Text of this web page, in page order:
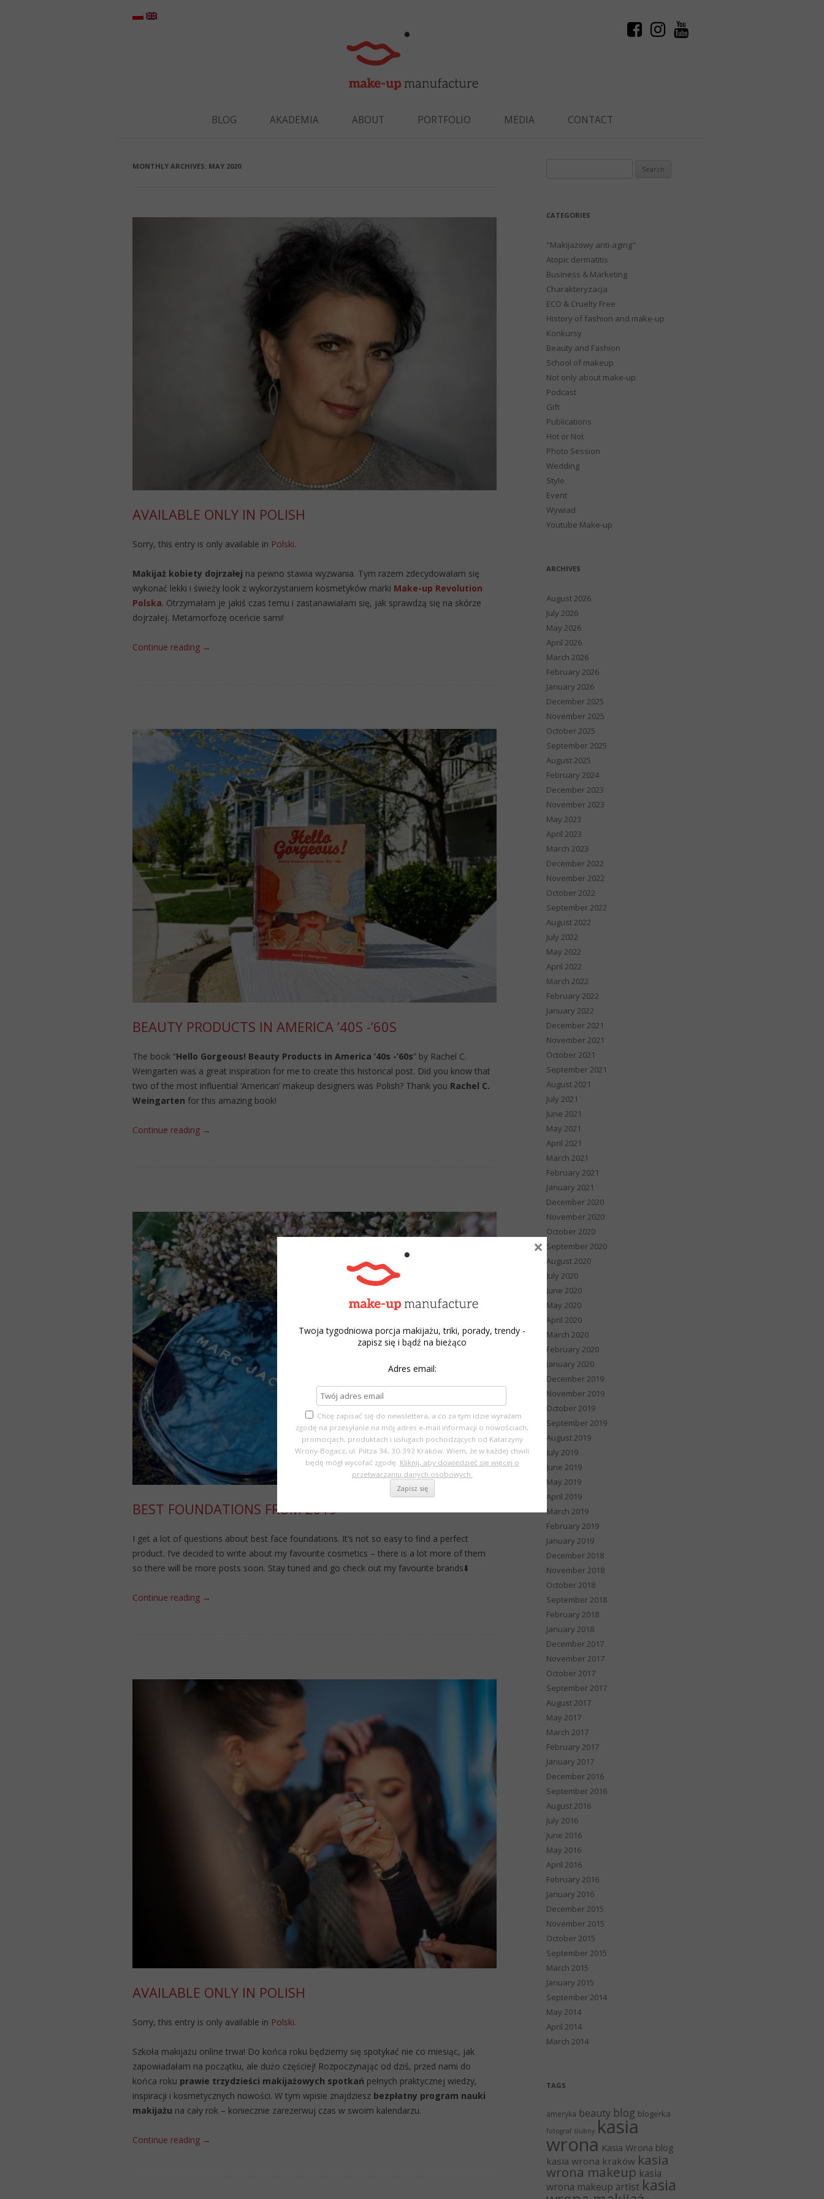
BLOG AKADEMIA ABOUT PORTFOLIO MEDIA CONTACT
MONTHLY ARCHIVES: MAY 2020
AVAILABLE ONLY IN POLISH
Sorry, this entry is only available in Polski.
Makijaż kobiety dojrzałej na pewno stawia wyzwania. Tym razem zdecydowałam się
wykonać lekki i świeży look z wykorzystaniem kosmetyków marki Make-up Revolution
Polska. Otrzymałam je jakiś czas temu i zastanawiałam się, jak sprawdzą się na skórze
dojrzałej. Metamorfozę oceńcie sami!
Continue reading →
BEAUTY PRODUCTS IN AMERICA ’40S -’60S
The book “Hello Gorgeous! Beauty Products in America ’40s -’60s” by Rachel C.
Weingarten was a great inspiration for me to create this historical post. Did you know that
two of the most influential ‘American’ makeup designers was Polish? Thank you Rachel C.
Weingarten for this amazing book!
Continue reading →
BEST FOUNDATIONS FROM 2019
I get a lot of questions about best face foundations. It’s not so easy to find a perfect
product. I’ve decided to write about my favourite cosmetics – there is a lot more of them
so there will be more posts soon. Stay tuned and go check out my favourite brands⬇️
Continue reading →
AVAILABLE ONLY IN POLISH
Sorry, this entry is only available in Polski.
Szkoła makijażu online trwa! Do końca roku będziemy się spotykać nie co miesiąc, jak
zapowiadałam na początku, ale dużo częściej! Rozpoczynając od dziś, przed nami do
końca roku prawie trzydzieści makijażowych spotkań pełnych praktycznej wiedzy,
inspiracji i kosmetycznych nowości. W tym wpisie znajdziesz bezpłatny program nauki
makijażu na cały rok – koniecznie zarezerwuj czas w swoim kalendarzu.
Continue reading →
CATEGORIES
"Makijażowy anti-aging"
Atopic dermatitis
Business & Marketing
Charakteryzacja
ECO & Cruelty Free
History of fashion and make-up
Konkursy
Beauty and Fashion
School of makeup
Not only about make-up
Podcast
Gift
Publications
Hot or Not
Photo Session
Wedding
Style
Event
Wywiad
Youtube Make-up
ARCHIVES
August 2026
July 2026
May 2026
April 2026
March 2026
February 2026
January 2026
December 2025
November 2025
October 2025
September 2025
August 2025
February 2024
December 2023
November 2023
May 2023
April 2023
March 2023
December 2022
November 2022
October 2022
September 2022
August 2022
July 2022
May 2022
April 2022
March 2022
February 2022
January 2022
December 2021
November 2021
October 2021
September 2021
August 2021
July 2021
June 2021
May 2021
April 2021
March 2021
February 2021
January 2021
December 2020
November 2020
October 2020
September 2020
August 2020
July 2020
June 2020
May 2020
April 2020
March 2020
February 2020
January 2020
December 2019
November 2019
October 2019
September 2019
August 2019
July 2019
June 2019
May 2019
April 2019
March 2019
February 2019
January 2019
December 2018
November 2018
October 2018
September 2018
February 2018
January 2018
December 2017
November 2017
October 2017
September 2017
August 2017
May 2017
March 2017
February 2017
January 2017
December 2016
September 2016
August 2016
July 2016
June 2016
May 2016
April 2016
February 2016
January 2016
December 2015
November 2015
October 2015
September 2015
March 2015
January 2015
September 2014
May 2014
April 2014
March 2014
TAGS
ameryka beauty blog blogerka
fotograf ślubny kasia
wrona Kasia Wrona blog
kasia wrona kraków kasia
wrona makeup kasia
wrona makeup artist kasia
Twoja tygodniowa porcja makijażu, triki, porady, trendy -
zapisz się i bądź na bieżąco
Adres email:
Chcę zapisać się do newslettera, a co za tym idzie wyrażam
zgodę na przesyłanie na mój adres e-mail informacji o nowościach,
promocjach, produktach i usługach pochodzących od Katarzyny
Wrony-Bogacz, ul. Piltza 34, 30-392 Kraków. Wiem, że w każdej chwili
będę mógł wycofać zgodę. Kliknij, aby dowiedzieć się więcej o
przetwarzaniu danych osobowych.
×